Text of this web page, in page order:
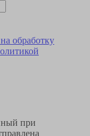
обработку
при